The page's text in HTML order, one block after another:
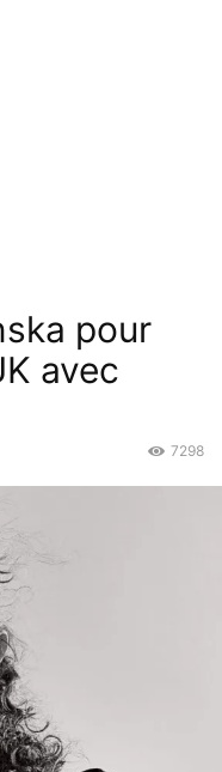
pour
avec
7298